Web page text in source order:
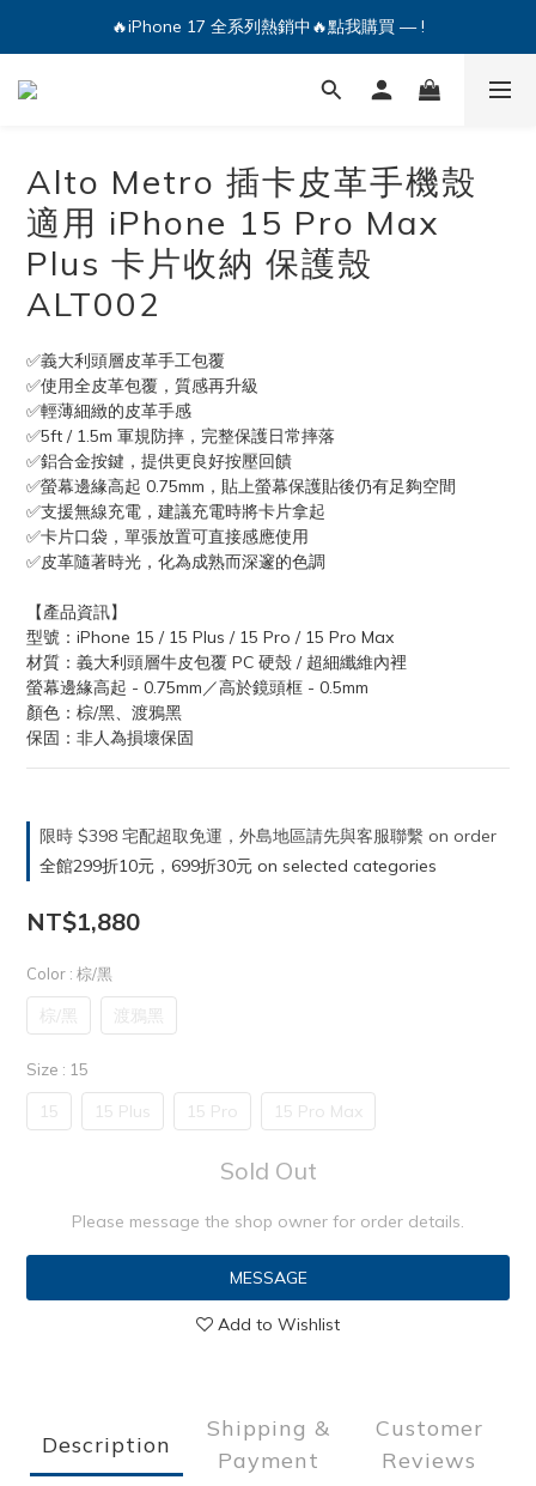
🔥iPhone 17 全系列熱銷中🔥點我購買 — !
💕加入Q哥 Line 新好友領優惠券！🎫
🔥iPhone 17 全系列熱銷中🔥點我購買 — !
Alto Metro 插卡皮革手機殼
適用 iPhone 15 Pro Max
Plus 卡片收納 保護殼
ALT002
✅義大利頭層皮革手工包覆
✅使用全皮革包覆，質感再升級
✅輕薄細緻的皮革手感
✅5ft / 1.5m 軍規防摔，完整保護日常摔落
✅鋁合金按鍵，提供更良好按壓回饋
✅螢幕邊緣高起 0.75mm，貼上螢幕保護貼後仍有足夠空間
✅支援無線充電，建議充電時將卡片拿起
✅卡片口袋，單張放置可直接感應使用
✅皮革隨著時光，化為成熟而深邃的色調
【產品資訊】
型號：iPhone 15 / 15 Plus / 15 Pro / 15 Pro Max
材質：義大利頭層牛皮包覆 PC 硬殼 / 超細纖維內裡
螢幕邊緣高起 - 0.75mm／高於鏡頭框 - 0.5mm
顏色：棕/黑、渡鴉黑
保固：非人為損壞保固
限時 $398 宅配超取免運，外島地區請先與客服聯繫 on order
全館299折10元，699折30元 on selected categories
NT$1,880
Color : 棕/黑
棕/黑 渡鴉黑
Size : 15
15 15 Plus 15 Pro 15 Pro Max
Sold Out
Please message the shop owner for order details.
MESSAGE
Add to Wishlist
Description
Shipping &
Payment
Customer
Reviews